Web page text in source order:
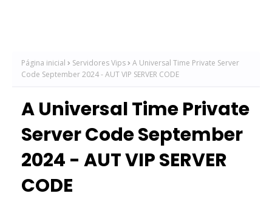
Página inicial Servidores Vips
A Universal Time Private Server
Code September 2024 - AUT VIP SERVER CODE
A Universal Time Private
Server Code September
2024 - AUT VIP SERVER
CODE